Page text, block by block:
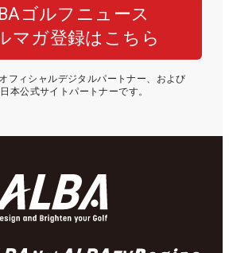
ゴルフニュース
マガ登録はこちら
フィシャルデジタルパートナー、および
本公式サイトパートナーです。